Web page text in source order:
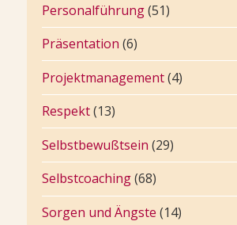
Personalführung(51)
Präsentation (6)
Projektmanagement(4)
Respekt(13)
Selbstbewußtsein (29)
Selbstcoaching(68)
Sorgen und Ängste (14)